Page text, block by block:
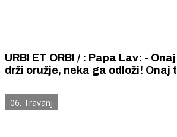
URBI ET ORBI / : Papa Lav: -
drži oružje, neka ga odloži! Onaj
nameće silom.
06. Travanj